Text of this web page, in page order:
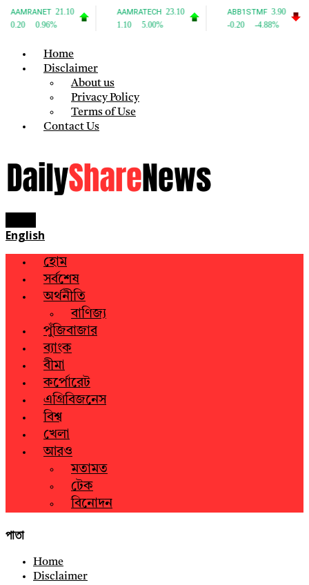
Home
Disclaimer
About us
Privacy Policy
Terms of Use
Contact Us
English
হোম
সর্বশেষ
অর্থনীতি
বাণিজ্য
পুঁজিবাজার
ব্যাংক
বীমা
কর্পোরেট
এগ্রিবিজনেস
বিশ্ব
খেলা
আরও
মতামত
টেক
বিনোদন
পাতা
Home
Disclaimer